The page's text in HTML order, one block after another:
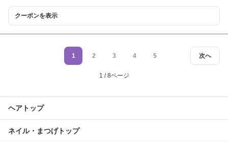
クーポンを表示
次へ
1 2 3 4 5
1 / 8ページ
ヘアトップ
ネイル・まつげトップ